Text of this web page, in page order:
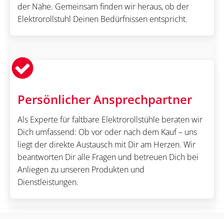
der Nähe. Gemeinsam finden wir heraus, ob der
Elektrorollstuhl Deinen Bedürfnissen entspricht.
Persönlicher Ansprechpartner
Als Experte für faltbare Elektrorollstühle beraten wir
Dich umfassend: Ob vor oder nach dem Kauf – uns
liegt der direkte Austausch mit Dir am Herzen. Wir
beantworten Dir alle Fragen und betreuen Dich bei
Anliegen zu unseren Produkten und
Dienstleistungen.